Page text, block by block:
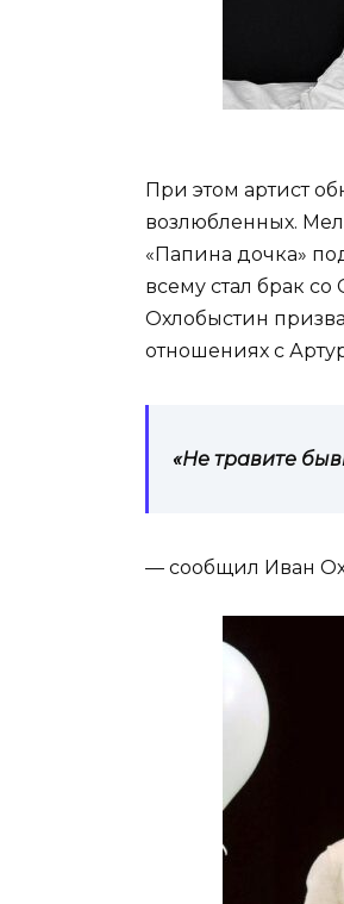
При этом артист
возлюбленных.
«Папина дочка»
всему стал брак
Охлобыстин
отношениях с
«Не травите
— сообщил Иван